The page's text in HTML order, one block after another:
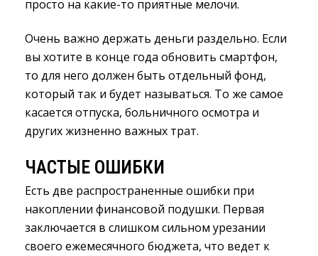
просто на какие-то приятные мелочи.
Очень важно держать деньги раздельно. Если
вы хотите в конце года обновить смартфон,
то для него должен быть отдельный фонд,
который так и будет называться. То же самое
касается отпуска, больничного осмотра и
других жизненно важных трат.
ЧАСТЫЕ ОШИБКИ
Есть две распространенные ошибки при
накоплении финансовой подушки. Первая
заключается в слишком сильном урезании
своего ежемесячного бюджета, что ведет к